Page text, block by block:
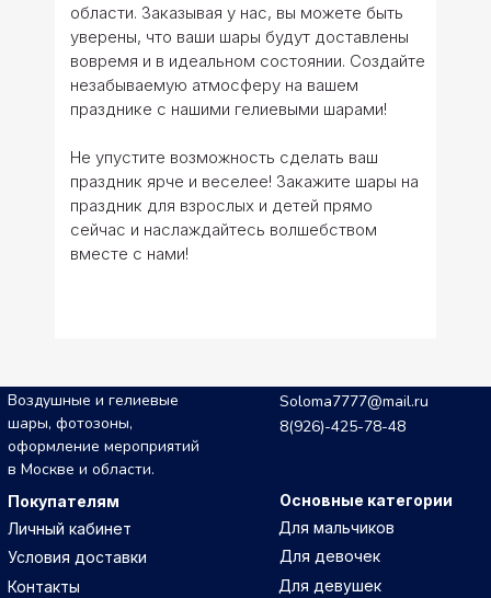
области. Заказывая у нас, вы можете быть
уверены, что ваши шары будут доставлены
вовремя и в идеальном состоянии. Создайте
незабываемую атмосферу на вашем
празднике с нашими гелиевыми шарами!
Не упустите возможность сделать ваш
праздник ярче и веселее! Закажите шары на
праздник для взрослых и детей прямо
сейчас и наслаждайтесь волшебством
вместе с нами!
Soloma7777@mail.ru
Воздушные и гелиевые
шары, фотозоны,
оформление мероприятий
в Москве и области.
8(926)-425-78-48
Основные категории
Для девушек
Для мальчиков
Для девочек
Покупателям
Контакты
Личный кабинет
Условия доставки